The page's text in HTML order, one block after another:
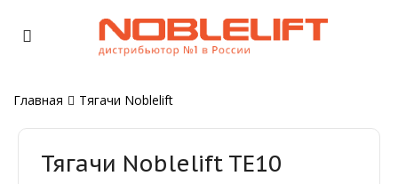
Главная Тягачи Noblelift
Тягачи Noblelift TE10